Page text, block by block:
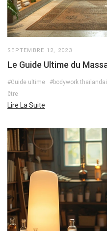
SEPTEMBRE 12, 2023
Le Guide Ultime du
#Guide ultime #bodywork
être
Lire La Suite